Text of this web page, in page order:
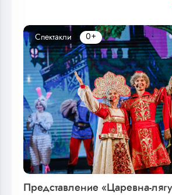
Представление «Царевна-
Спектакли 0+